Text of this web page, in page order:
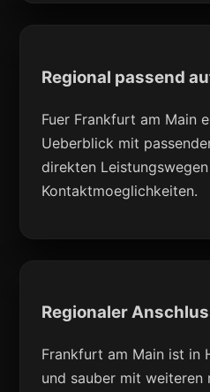
Regional passend
Fuer Frankfurt am Main
Ueberblick mit
direkten
Kontaktmoeglichkeiten.
Regionaler
Frankfurt am Main ist in
und sauber mit weiteren